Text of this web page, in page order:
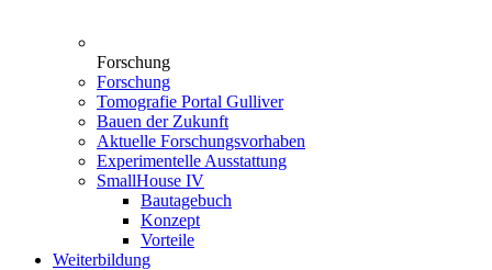
Forschung
Forschung
Tomografie Portal Gulliver
Bauen der Zukunft
Aktuelle Forschungsvorhaben
Experimentelle Ausstattung
SmallHouse IV
Bautagebuch
Konzept
Vorteile
Weiterbildung